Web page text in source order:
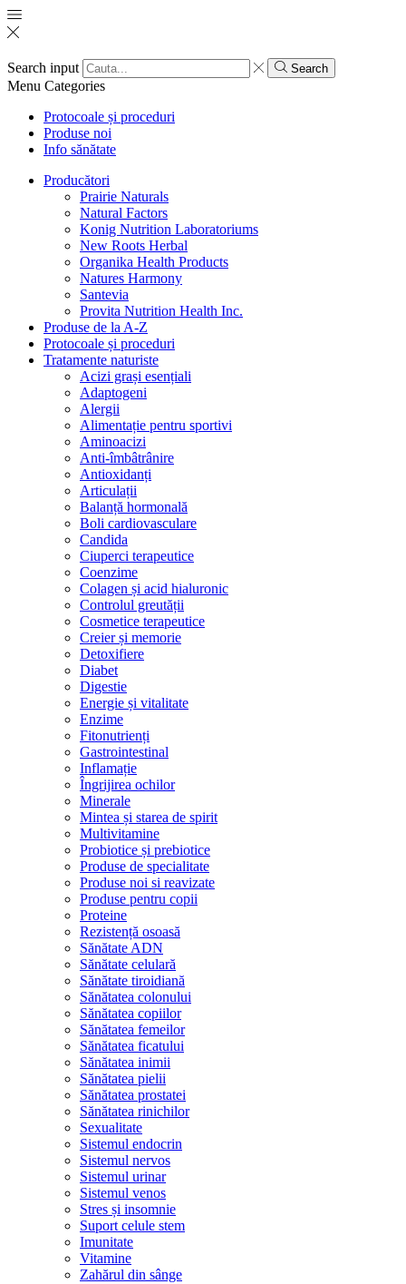
Search input Search
Menu Categories
Protocoale și proceduri
Produse noi
Info sănătate
Producători
Prairie Naturals
Natural Factors
Konig Nutrition Laboratoriums
New Roots Herbal
Organika Health Products
Natures Harmony
Santevia
Provita Nutrition Health Inc.
Produse de la A-Z
Protocoale și proceduri
Tratamente naturiste
Acizi grași esențiali
Adaptogeni
Alergii
Alimentație pentru sportivi
Aminoacizi
Anti-îmbâtrânire
Antioxidanți
Articulații
Balanță hormonală
Boli cardiovasculare
Candida
Ciuperci terapeutice
Coenzime
Colagen și acid hialuronic
Controlul greutății
Cosmetice terapeutice
Creier și memorie
Detoxifiere
Diabet
Digestie
Energie și vitalitate
Enzime
Fitonutrienți
Gastrointestinal
Inflamație
Îngrijirea ochilor
Minerale
Mintea și starea de spirit
Multivitamine
Probiotice și prebiotice
Produse de specialitate
Produse noi si reavizate
Produse pentru copii
Proteine
Rezistență osoasă
Sănătate ADN
Sănătate celulară
Sănătate tiroidiană
Sănătatea colonului
Sănătatea copiilor
Sănătatea femeilor
Sănătatea ficatului
Sănătatea inimii
Sănătatea pielii
Sănătatea prostatei
Sănătatea rinichilor
Sexualitate
Sistemul endocrin
Sistemul nervos
Sistemul urinar
Sistemul venos
Stres și insomnie
Suport celule stem
Imunitate
Vitamine
Zahărul din sânge